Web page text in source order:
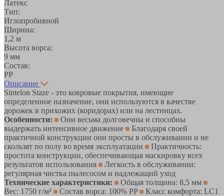
Латекс
Тип:
Иглопробивной
Ширина:
1,2 м
Высота ворса:
9 мм
Состав:
РР
Описание
Sintelon Staze - это ковровые покрытия, имеющие
определенное назначение, они используются в качестве
дорожек в прихожих (коридорах) или на лестницах.
Особенности:
Они весьма долговечны и способны
выдержать интенсивное движение
Благодаря своей
практичной конструкции они просты в обслуживании и не
скользят по полу во время эксплуатации
Практичность:
простота конструкции, обеспечивающая маскировку всех
результатов использования
Легкость в обслуживании:
регулярная чистка пылесосом и надлежащий уход
Технические характеристики:
Общая толщина: 8,5 мм
Вес: 1750 г/м²
Состав ворса: 100% PP
Класс комфорта: LC1